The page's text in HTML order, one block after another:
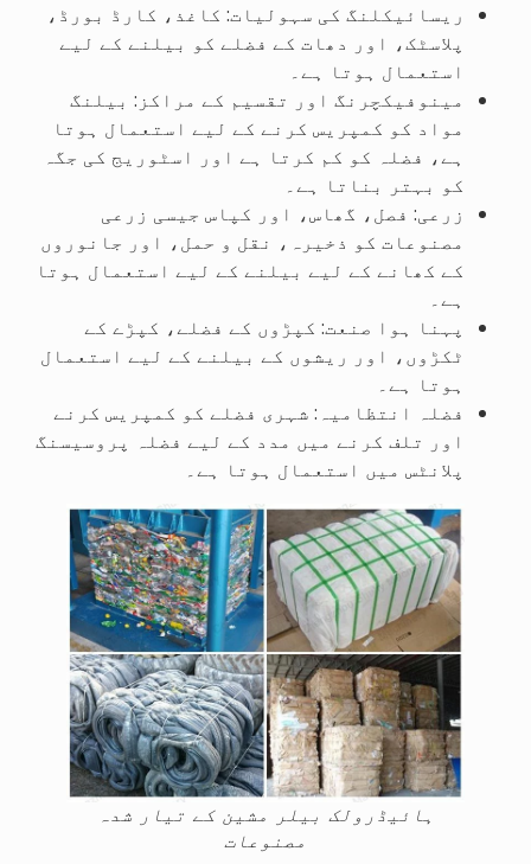
ریسائیکلنگ کی سہولیات: کاغذ، کارڈ بورڈ،
پلاسٹک، اور دھات کے فضلے کو بیلنے کے لیے
استعمال ہوتا ہے۔
مینوفیکچرنگ اور تقسیم کے مراکز: بیلنگ
مواد کو کمپریس کرنے کے لیے استعمال ہوتا
ہے، فضلہ کو کم کرتا ہے اور اسٹوریج کی جگہ
کو بہتر بناتا ہے۔
زرعی: فصل، گھاس، اور کپاس جیسی زرعی
مصنوعات کو ذخیرہ، نقل و حمل، اور جانوروں
کے کھانے کے لیے بیلنے کے لیے استعمال ہوتا
ہے۔
پہنا ہوا صنعت: کپڑوں کے فضلے، کپڑے کے
ٹکڑوں، اور ریشوں کے بیلنے کے لیے استعمال
ہوتا ہے۔
فضلہ انتظامیہ: شہری فضلے کو کمپریس کرنے
اور تلف کرنے میں مدد کے لیے فضلہ پروسیسنگ
پلانٹس میں استعمال ہوتا ہے۔
ہائیڈرولک بیلر مشین کے تیار شدہ
مصنوعات